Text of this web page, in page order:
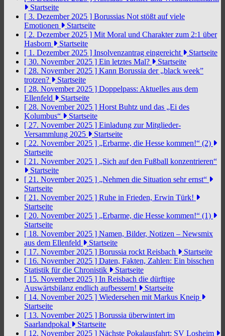
Startseite
[ 3. Dezember 2025 ] Borussias Not stößt auf viele
Emotionen
Startseite
[ 2. Dezember 2025 ] Mit Moral und Charakter zum 2:1 über
Hasborn
Startseite
[ 1. Dezember 2025 ] Insolvenzantrag eingereicht
Startseite
[ 30. November 2025 ] Ein letztes Mal?
Startseite
[ 28. November 2025 ] Kann Borussia der „black week”
trotzen?
Startseite
[ 28. November 2025 ] Doppelpass: Aktuelles aus dem
Ellenfeld
Startseite
[ 28. November 2025 ] Horst Buhtz und das „Ei des
Kolumbus“
Startseite
[ 27. November 2025 ] Einladung zur Mitglieder-
Versammlung 2025
Startseite
[ 22. November 2025 ] „Erbarme, die Hesse kommen!“ (2)
Startseite
[ 21. November 2025 ] „Sich auf den Fußball konzentrieren“
Startseite
[ 21. November 2025 ] „Nehmen die Situation sehr ernst“
Startseite
[ 21. November 2025 ] Ruhe in Frieden, Erwin Türk!
Startseite
[ 20. November 2025 ] „Erbarme, die Hesse kommen!“ (1)
Startseite
[ 18. November 2025 ] Namen, Bilder, Notizen – Newsmix
aus dem Ellenfeld
Startseite
[ 17. November 2025 ] Borussia rockt Reisbach
Startseite
[ 16. November 2025 ] Daten, Fakten, Zahlen: Ein bisschen
Statistik für die Chronistik
Startseite
[ 15. November 2025 ] In Reisbach die dürftige
Auswärtsbilanz endlich aufbessern!
Startseite
[ 14. November 2025 ] Wiedersehen mit Markus Kneip
Startseite
[ 13. November 2025 ] Borussia überwintert im
Saarlandpokal
Startseite
[ 12. November 2025 ] Nächste Pokalausfahrt: SV Losheim